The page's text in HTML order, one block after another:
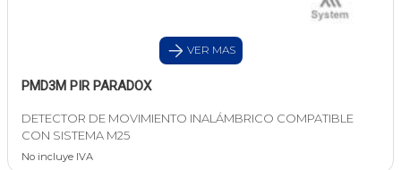
VER MAS
PMD3M PIR PARADOX
DETECTOR DE MOVIMIENTO INALÁMBRICO COMPATIBLE
CON SISTEMA M25
No incluye IVA